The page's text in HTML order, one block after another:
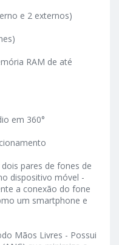
e 2 externos)
RAM de até
em 360°
pares de fones de
dispositivo móvel -
a conexão do fone
um smartphone e
Mãos Livres - Possui